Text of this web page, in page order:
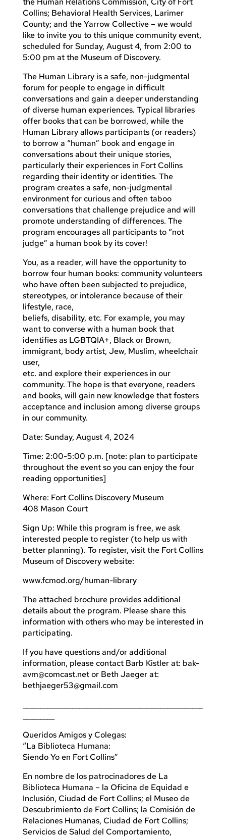
Collins; Behavioral Health Services, Larimer
County; and the Yarrow Collective – we would
like to invite you to this unique community event,
scheduled for Sunday, August 4, from 2:00 to
5:00 pm at the Museum of Discovery.
The Human Library is a safe, non-judgmental
forum for people to engage in difficult
conversations and gain a deeper understanding
of diverse human experiences. Typical libraries
offer books that can be borrowed, while the
Human Library allows participants (or readers)
to borrow a “human” book and engage in
conversations about their unique stories,
particularly their experiences in Fort Collins
regarding their identity or identities. The
program creates a safe, non-judgmental
environment for curious and often taboo
conversations that challenge prejudice and will
promote understanding of differences. The
program encourages all participants to “not
judge” a human book by its cover!
You, as a reader, will have the opportunity to
borrow four human books: community volunteers
who have often been subjected to prejudice,
stereotypes, or intolerance because of their
lifestyle, race,
beliefs, disability, etc. For example, you may
want to converse with a human book that
identifies as LGBTQIA+, Black or Brown,
immigrant, body artist, Jew, Muslim, wheelchair
user,
etc. and explore their experiences in our
community. The hope is that everyone, readers
and books, will gain new knowledge that fosters
acceptance and inclusion among diverse groups
in our community.
Date: Sunday, August 4, 2024
Time: 2:00-5:00 p.m. [note: plan to participate
throughout the event so you can enjoy the four
reading opportunities]
Where: Fort Collins Discovery Museum
408 Mason Court
Sign Up: While this program is free, we ask
interested people to register (to help us with
better planning). To register, visit the Fort Collins
Museum of Discovery website:
www.fcmod.org/human-library
The attached brochure provides additional
details about the program. Please share this
information with others who may be interested in
participating.
If you have questions and/or additional
information, please contact Barb Kistler at: bak-
avm@comcast.netor Beth Jaeger at:
bethjaeger53@gmail.com
Queridos Amigos y Colegas:
“La Biblioteca Humana:
Siendo Yo en Fort Collins”
En nombre de los patrocinadores de La
Biblioteca Humana – la Oficina de Equidad e
Inclusión, Ciudad de Fort Collins; el Museo de
Descubrimiento de Fort Collins; la Comisión de
Relaciones Humanas, Ciudad de Fort Collins;
Servicios de Salud del Comportamiento,